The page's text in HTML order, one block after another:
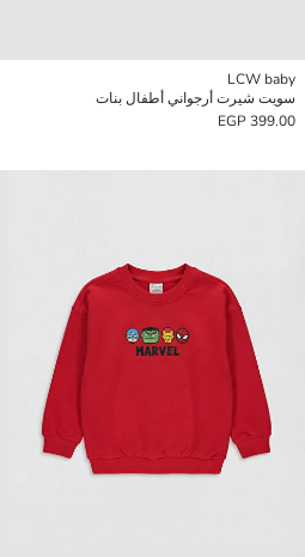
LCW baby
سويت شيرت أرجواني أطفال بنات
399.00 EGP